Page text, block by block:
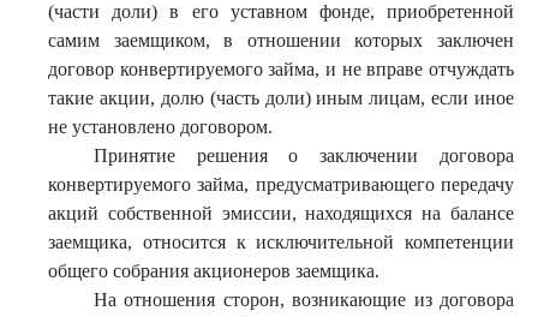
(части доли) в его уставном фонде, приобретенной
самим заемщиком, в отношении которых заключен
договор конвертируемого займа, и не вправе отчуждать
такие акции, долю (часть доли) иным лицам, если иное
не установлено договором.
Принятие решения о заключении договора
конвертируемого займа, предусматривающего передачу
акций собственной эмиссии, находящихся на балансе
заемщика, относится к исключительной компетенции
общего собрания акционеров заемщика.
На отношения сторон, возникающие из договора